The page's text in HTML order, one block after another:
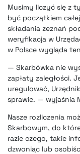
Musimy liczyć się z
być początkiem
składania zeznań
weryfikacja w
w Polsce wygląda
— Skarbówka nie
zapłaty zaległości.
uregulować,
sprawie. — wyjaśnia
Nasze rozliczenia
Skarbowym, do
razie czego, takie
dzwoniąc lub